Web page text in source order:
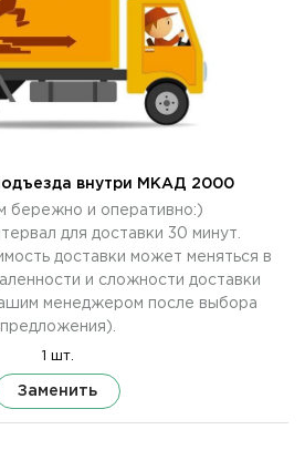
внутри МКАД 2000
бережно и оперативно:)
для доставки 30 минут.
доставки может меняться в
и сложности доставки
менеджером после выбора
предложения).
1 шт.
Заменить